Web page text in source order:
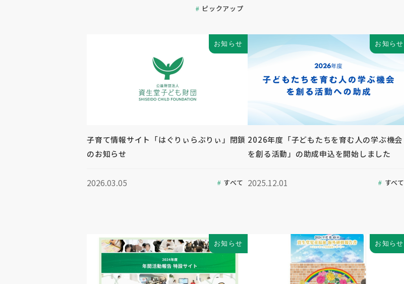
ピックアップ
お知らせ
子育て情報サイト「はぐりぃらぶりぃ」閉鎖
のお知らせ
2026.03.05 すべて
お知らせ
2026年度「子どもたちを育む人の学ぶ機会
を創る活動」の助成申込を開始しました
2025.12.01 すべて
お知らせ お知らせ